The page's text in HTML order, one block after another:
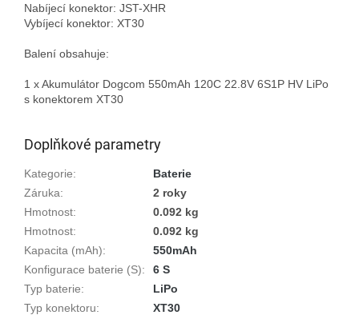
Nabíjecí konektor: JST-XHR
Vybíjecí konektor: XT30
Balení obsahuje:
1 x Akumulátor Dogcom 550mAh 120C 22.8V 6S1P HV LiPo
s konektorem XT30
Doplňkové parametry
Kategorie:
Baterie
Záruka:
2 roky
Hmotnost:
0.092 kg
Hmotnost:
0.092 kg
Kapacita (mAh):
550mAh
Konfigurace baterie (S):
6 S
Typ baterie:
LiPo
Typ konektoru:
XT30